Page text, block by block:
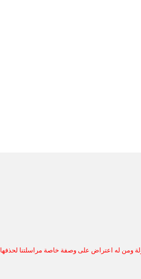
ومن له اعتراض على وصفة خاصة مراسلتنا لحذفها